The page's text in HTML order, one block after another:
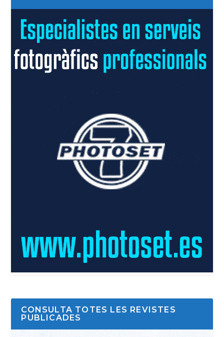
CONSULTA TOTES LES REVISTES
PUBLICADES